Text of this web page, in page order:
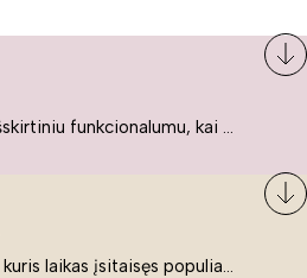
Šiuolaikiniai baldai žavi išskirtiniu funkcionalumu, kai kurie jų pelnytai net pavadinami meno kūriniais, nes jie tikrai yra išskirtiniai, originalūs ir puikiai atliepiantys į šiuolaikinių žmonių poreikius bei gyvenimo būdo ypatumus.
Skandinaviškas stilius jau kuris laikas įsitaisęs populiariausiųjų sąraše. Namai, butai labai dažnai įrengiami remiantis būtent šio stiliaus ypatumais. Dėl švelnių spalvų, praktiškumo ir estetikos jis masina tuos, kurie neabejingi šviesiem ar neutralių spalvų koloritui, paprastumui, funkcionalumui, natūralumui ir stilingai estetikai. Platų skandinaviškų baldų spektrą rasite „Deinavos baldų“ asortimente.